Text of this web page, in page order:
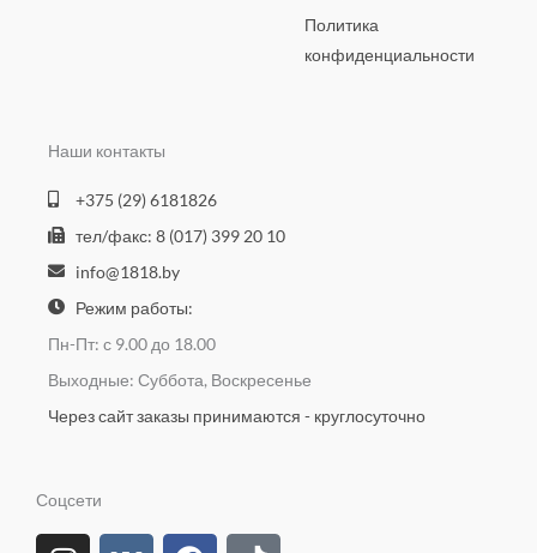
Политика
конфиденциальности
Наши контакты
+375 (29) 6181826
тел/факс: 8 (017) 399 20 10
info@1818.by
Режим работы:
Пн-Пт: с 9.00 до 18.00
Выходные: Суббота, Воскресенье
Через сайт заказы принимаются - круглосуточно
Соцсети